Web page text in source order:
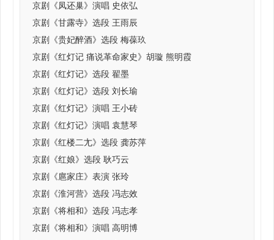
京剧《凤还巢》演唱 史依弘
京剧《甘露寺》选段 王雨辰
京剧《贵妃醉酒》选段 梅葆玖
京剧《红灯记 痛说革命家史》胡璇 熊明霞
京剧《红灯记》选段 翟墨
京剧《红灯记》选段 刘长瑜
京剧《红灯记》演唱 王小砖
京剧《红灯记》演唱 袁慧琴
京剧《红楼二尢》选段 龚苏萍
京剧《红娘》选段 耿巧云
京剧《扈家庄》表演 张玲
京剧《淮河营》选段 冯志效
京剧《将相和》选段 冯志孝
京剧《将相和》演唱 高明博